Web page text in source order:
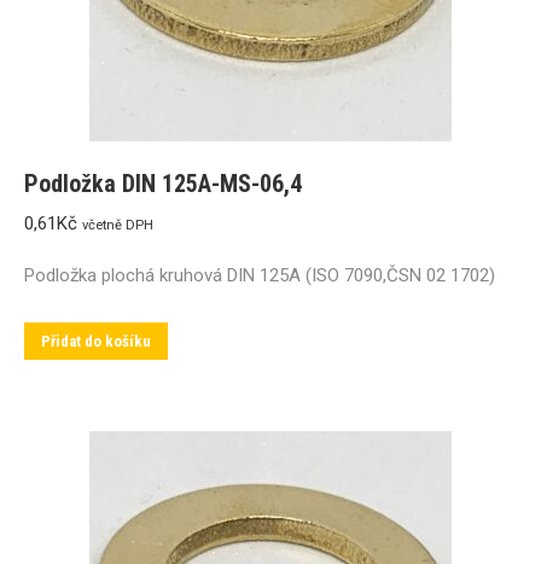
Podložka DIN 125A-MS-06,4
0,61Kč včetně DPH
Podložka plochá kruhová DIN 125A (ISO 7090,ČSN 02 1702)
Přidat do košíku